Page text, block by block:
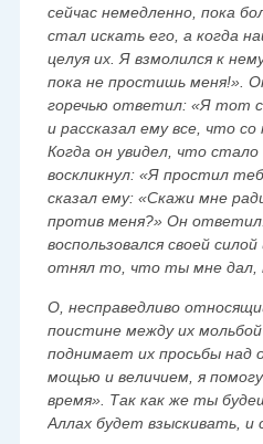
сейчас немедленно, пока
стал искать его, а когда
целуя их. Я взмолился к
пока не простишь меня!».
горечью ответил: «Я тот
и рассказал ему все, что
Когда он увидел, что стало
воскликнул: «Я простил
сказал ему: «Скажи мне
против меня?» Он
воспользовался своей
отнял то, что ты мне дал,
О, несправедливо
поистине между их
поднимает их просьбы над
мощью и величием, я
время». Так как же ты
Аллах будет взыскивать,